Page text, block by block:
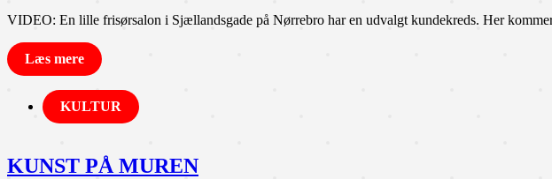
VIDEO: En lille frisørsalon i Sjællandsgade på Nørrebro har en udvalgt kundekreds. Her
Læs mere
KULTUR
KUNST PÅ MUREN